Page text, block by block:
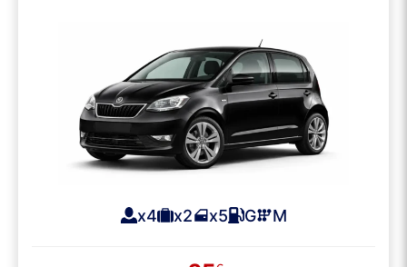
x4 x2 x5 G M